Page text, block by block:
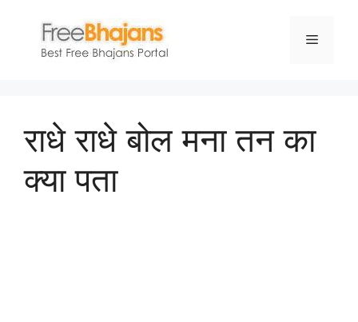
content
Menu
राधे राधे बोल मना तन का
क्या पता